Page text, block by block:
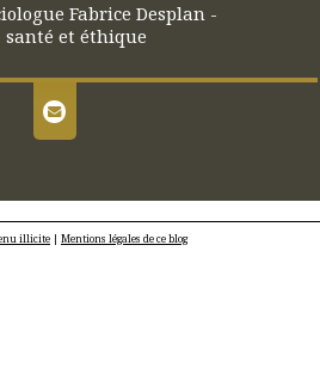
Fabrice Desplan -
et éthique
illicite | Mentions légales de ce blog